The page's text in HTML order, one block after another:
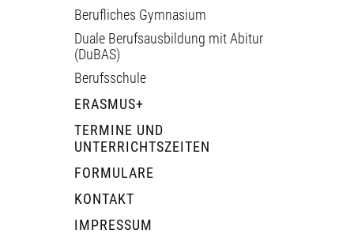
Berufliches Gymnasium
Duale Berufsausbildung mit Abitur
(DuBAS)
Berufsschule
ERASMUS+
TERMINE UND
UNTERRICHTSZEITEN
FORMULARE
KONTAKT
IMPRESSUM